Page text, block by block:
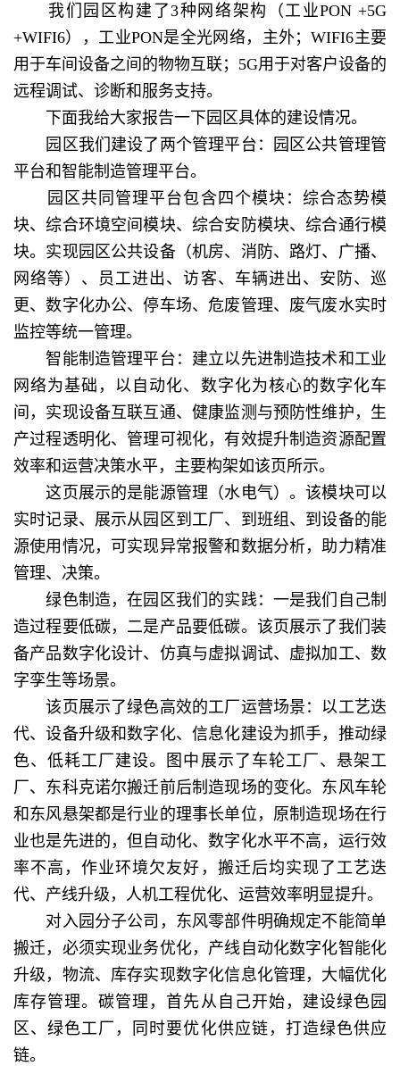
我们园区构建了3种网络架构（工业PON +5G
+WIFI6），工业PON是全光网络，主外；WIFI6主要
用于车间设备之间的物物互联；5G用于对客户设备的
远程调试、诊断和服务支持。
下面我给大家报告一下园区具体的建设情况。
园区我们建设了两个管理平台：园区公共管理管
平台和智能制造管理平台。
园区共同管理平台包含四个模块：综合态势模
块、综合环境空间模块、综合安防模块、综合通行模
块。实现园区公共设备（机房、消防、路灯、广播、
网络等）、员工进出、访客、车辆进出、安防、巡
更、数字化办公、停车场、危废管理、废气废水实时
监控等统一管理。
智能制造管理平台：建立以先进制造技术和工业
网络为基础，以自动化、数字化为核心的数字化车
间，实现设备互联互通、健康监测与预防性维护，生
产过程透明化、管理可视化，有效提升制造资源配置
效率和运营决策水平，主要构架如该页所示。
这页展示的是能源管理（水电气）。该模块可以
实时记录、展示从园区到工厂、到班组、到设备的能
源使用情况，可实现异常报警和数据分析，助力精准
管理、决策。
绿色制造，在园区我们的实践：一是我们自己制
造过程要低碳，二是产品要低碳。该页展示了我们装
备产品数字化设计、仿真与虚拟调试、虚拟加工、数
字孪生等场景。
该页展示了绿色高效的工厂运营场景：以工艺迭
代、设备升级和数字化、信息化建设为抓手，推动绿
色、低耗工厂建设。图中展示了车轮工厂、悬架工
厂、东科克诺尔搬迁前后制造现场的变化。东风车轮
和东风悬架都是行业的理事长单位，原制造现场在行
业也是先进的，但自动化、数字化水平不高，运行效
率不高，作业环境欠友好，搬迁后均实现了工艺迭
代、产线升级，人机工程优化、运营效率明显提升。
对入园分子公司，东风零部件明确规定不能简单
搬迁，必须实现业务优化，产线自动化数字化智能化
升级，物流、库存实现数字化信息化管理，大幅优化
库存管理。碳管理，首先从自己开始，建设绿色园
区、绿色工厂，同时要优化供应链，打造绿色供应
链。